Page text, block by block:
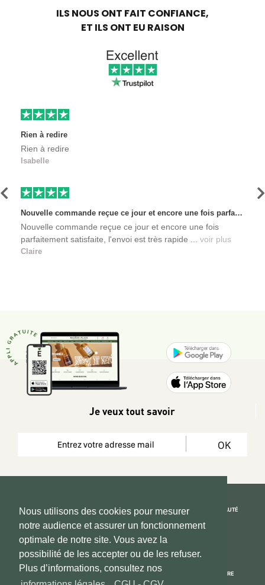
Nous utilisons des cookies pour mesurer
notre audience et assurer un fonctionnement
optimale de notre site. Vous avez la
possibilité de les accepter ou de les refuser.
Plus d’informations, consultez nos
ILS NOUS ONT FAIT CONFIANCE,
ET ILS ONT EU RAISON
Rien à redire
Rien à redire
Isabelle
Nouvelle commande reçue ce jour et encore une fois parfaitement satisfaite, l'envoi est très rapide et les produits sont toujours conditionnés de manière personnalisés. L'avantage de commander auprès de créateurs indépendants.
Nouvelle commande reçue ce jour et encore une fois
parfaitement satisfaite, l'envoi est très rapide ... voir plus
Claire
Précédent
Je veux tout savoir
OK
Copyright 2026 © www.hadeen-place.fr
Based on Kate&You MarketPlace’ solution
REJOIGNEZ LA COMMUNAUTÉ
ESPACE INFORMATIONS
PAIEMENT SÉCURISÉ
NOUS CONNAÎTRE